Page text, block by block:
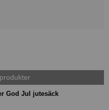
God Jul jutesäck